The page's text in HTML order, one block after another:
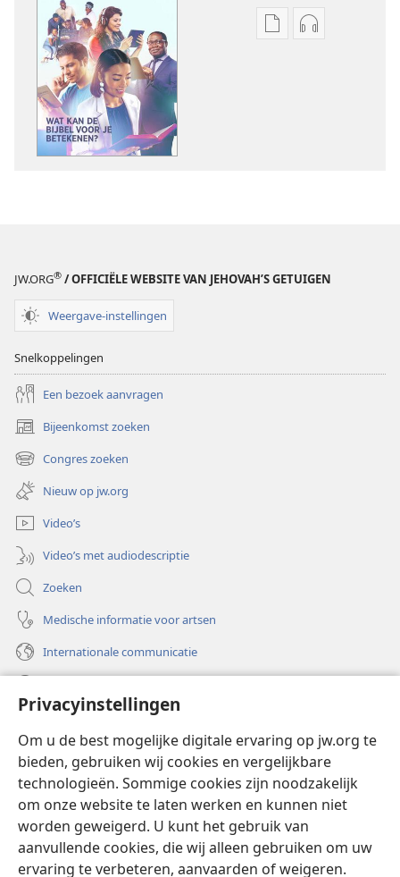
Privacyinstellingen
Om u de best mogelijke digitale ervaring op jw.org te
bieden, gebruiken wij cookies en vergelijkbare
technologieën. Sommige cookies zijn noodzakelijk
om onze website te laten werken en kunnen niet
worden geweigerd. U kunt het gebruik van
aanvullende cookies, die wij alleen gebruiken om uw
ervaring te verbeteren, aanvaarden of weigeren.
Downloadopties
JW.ORG® / OFFICIËLE WEBSITE VAN JEHOVAH’S GETUIGEN
Weergave-instellingen
Snelkoppelingen
Een bezoek aanvragen
Bijeenkomst zoeken
(opent
nieuw
venster)
Congres zoeken
(opent
nieuw
venster)
Nieuw op jw.org
Video’s
Video’s met audiodescriptie
Zoeken
Medische informatie voor artsen
Internationale communicatie
(opent
nieuw
venster)Watchtower ONLINE LIBRARY™
(opent
nieuw
venster)JW Hub ®
(opent
nieuw
venster)
®